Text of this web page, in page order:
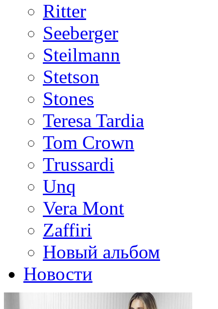
Ritter
Seeberger
Steilmann
Stetson
Stones
Teresa Tardia
Tom Crown
Trussardi
Unq
Vera Mont
Zaffiri
Новый альбом
Новости